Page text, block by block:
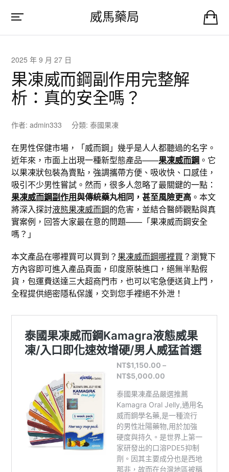
威馬藥局
2025 年 9 月 27 日
果凍威而鋼副作用完整解
析：真的安全嗎？
作者:admin333 分類: 泰國果凍
在男性保健市場，「威而鋼」幾乎是人人都聽過的名字。
近年來，市面上出現一種新型態產品——果凍威而鋼 。它
以果凍狀包裝為賣點，強調攜帶方便、吸收快、口感佳，
吸引不少男性嘗試。然而，很多人忽略了最關鍵的一點：
果凍威而鋼副作用與傳統藥丸相同，甚至風險更高 。本文
將深入探討液態果凍威而鋼的危害，並結合醫師觀點與真
實案例，回答大家最在意的問題——「果凍威而鋼安全
嗎？」
本文產品在哪裡買可以買到？ 果凍威而鋼哪裡買 ？瀏覽下
方內容即可進入產品頁面，印度原裝進口，絕無半點假
貨，包運費送達三大超商門市，也可以宅急便送貨上門，
全程提供絕密隱私保護，交到您手裡絕不外泄！